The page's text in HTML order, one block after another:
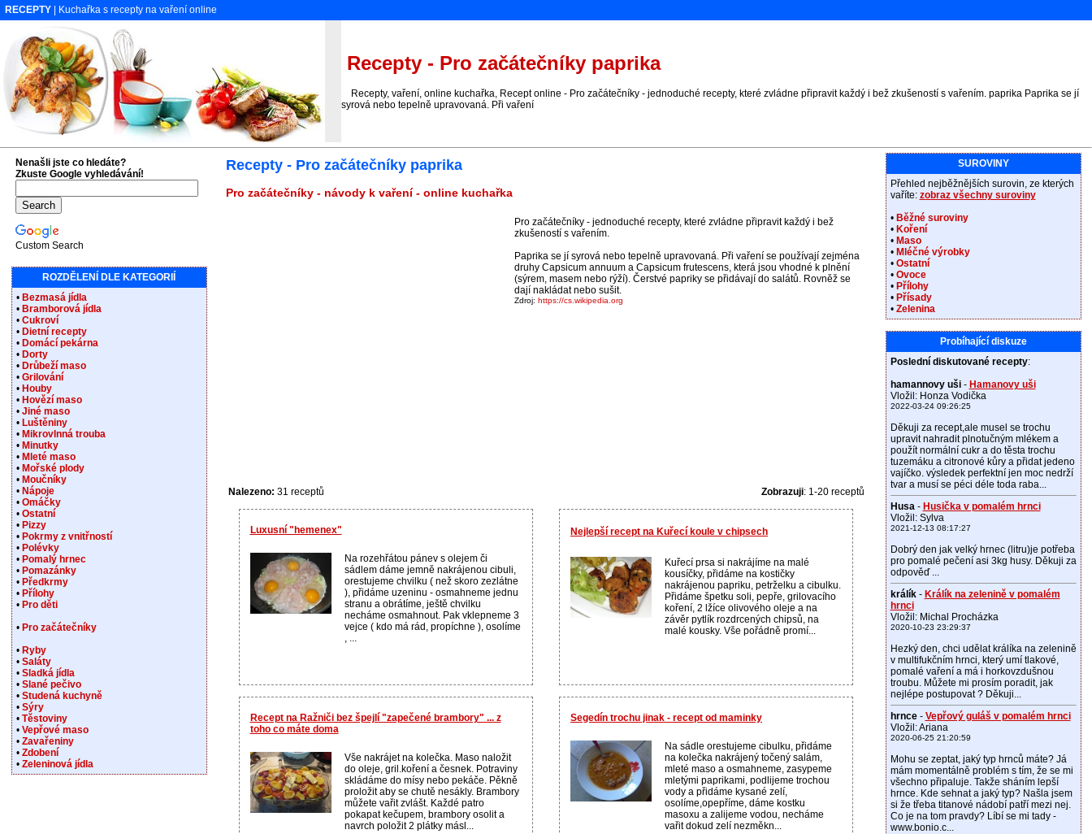
RECEPTY | Kuchařka s recepty na vaření online
Recepty - Pro začátečníky paprika
Recepty, vaření, online kuchařka, Recept online - Pro začátečníky - jednoduché recepty, které zvládne připravit každý i bež zkušeností s vařením. paprika Paprika se jí
syrová nebo tepelně upravovaná. Při vaření
Recepty - Pro začátečníky paprika
Pro začátečníky - návody k vaření - online kuchařka
Pro začátečníky - jednoduché recepty, které zvládne připravit každý i bež
zkušeností s vařením.
Paprika se jí syrová nebo tepelně upravovaná. Při vaření se používají zejména
druhy Capsicum annuum a Capsicum frutescens, která jsou vhodné k plnění
(sýrem, masem nebo rýží). Čerstvé papriky se přidávají do salátů. Rovněž se
dají nakládat nebo sušit.
Zdroj: https://cs.wikipedia.org
Nalezeno: 31 receptů Zobrazuji: 1-20 receptů
Luxusní "hemenex"
Na rozehřátou pánev s olejem či
sádlem dáme jemně nakrájenou cibuli,
orestujeme chvilku ( než skoro zezlátne
), přidáme uzeninu - osmahneme jednu
stranu a obrátíme, ještě chvilku
necháme osmahnout. Pak vklepneme 3
vejce ( kdo má rád, propíchne ), osolíme
, ...
Nejlepší recept na Kuřecí koule v chipsech
Kuřecí prsa si nakrájíme na malé
kousíčky, přidáme na kostičky
nakrájenou papriku, petrželku a cibulku.
Přidáme špetku soli, pepře, grilovacího
koření, 2 lžíce olivového oleje a na
závěr pytlík rozdrcených chipsů, na
malé kousky. Vše pořádně promí...
Recept na Ražniči bez špejlí "zapečené brambory" ... z
toho co máte doma
Vše nakrájet na kolečka. Maso naložit
do oleje, gril.koření a česnek. Potraviny
skládáme do mísy nebo pekáče. Pěkně
proložit aby se chutě nesákly. Brambory
můžete vařit zvlášt. Každé patro
pokapat kečupem, brambory osolit a
navrch položit 2 plátky másl...
Segedín trochu jinak - recept od maminky
Na sádle orestujeme cibulku, přidáme
na kolečka nakrájený točený salám,
mleté maso a osmahneme, zasypeme
mletými paprikami, podlijeme trochou
vody a přidáme kysané zelí,
osolíme,opepříme, dáme kostku
masoxu a zalijeme vodou, necháme
vařit dokud zelí nezměkn...
Nenašli jste co hledáte?
Zkuste Google vyhledávání!
Custom Search
ROZDĚLENÍ DLE KATEGORIÍ
• Bezmasá jídla
• Bramborová jídla
• Cukroví
• Dietní recepty
• Domácí pekárna
• Dorty
• Drůbeží maso
• Grilování
• Houby
• Hovězí maso
• Jiné maso
• Luštěniny
• Mikrovlnná trouba
• Minutky
• Mleté maso
• Mořské plody
• Moučníky
• Nápoje
• Omáčky
• Ostatní
• Pizzy
• Pokrmy z vnitřností
• Polévky
• Pomalý hrnec
• Pomazánky
• Předkrmy
• Přílohy
• Pro děti
• Pro začátečníky
• Ryby
• Saláty
• Sladká jídla
• Slané pečivo
• Studená kuchyně
• Sýry
• Těstoviny
• Vepřové maso
• Zavařeniny
• Zdobení
• Zeleninová jídla
SUROVINY
Přehled nejběžnějších surovin, ze kterých
vaříte: zobraz všechny suroviny
• Běžné suroviny
• Koření
• Maso
• Mléčné výrobky
• Ostatní
• Ovoce
• Přílohy
• Přísady
• Zelenina
Probíhající diskuze
Poslední diskutované recepty:
hamannovy uši- Hamanovy uši
Vložil: Honza Vodička
2022-03-24 09:26:25
Děkuji za recept,ale musel se trochu
upravit nahradit plnotučným mlékem a
použít normální cukr a do těsta trochu
tuzemáku a citronové kůry a přidat jedeno
vajíčko. výsledek perfektní jen moc nedrží
tvar a musí se péci déle toda raba...
Husa- Husička v pomalém hrnci
Vložil: Sylva
2021-12-13 08:17:27
Dobrý den jak velký hrnec (litru)je potřeba
pro pomalé pečení asi 3kg husy. Děkuji za
odpověď ...
králík- Králík na zelenině v pomalém
hrnci
Vložil: Michal Procházka
2020-10-23 23:29:37
Hezký den, chci udělat králíka na zelenině
v multifukčním hrnci, který umí tlakové,
pomalé vaření a má i horkovzdušnou
troubu. Můžete mi prosím poradit, jak
nejlépe postupovat ? Děkuji...
hrnce- Vepřový guláš v pomalém hrnci
Vložil: Ariana
2020-06-25 21:20:59
Mohu se zeptat, jaký typ hrnců máte? Já
mám momentálně problém s tím, že se mi
všechno připaluje. Takže sháním lepší
hrnce. Kde sehnat a jaký typ? Našla jsem
si že třeba titanové nádobí patří mezi nej.
Co je na tom pravdy? Líbí se mi tady -
www.bonio.c...